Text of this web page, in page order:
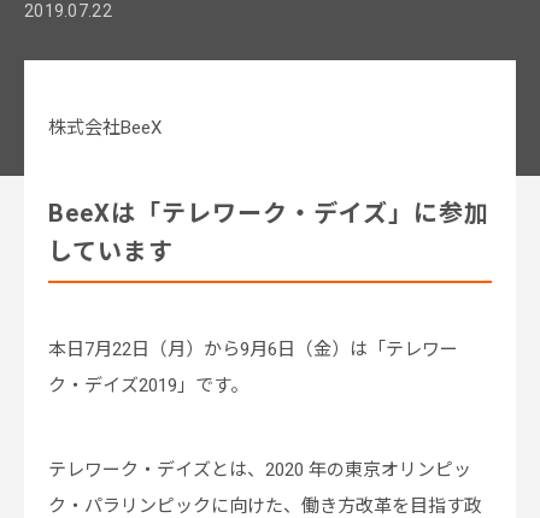
2019.07.22
株式会社BeeX
BeeXは「テレワーク・デイズ」に参加
しています
本日7月22日（月）から9月6日（金）は「テレワー
ク・デイズ2019」です。
テレワーク・デイズとは、2020 年の東京オリンピッ
ク・パラリンピックに向けた、働き方改革を目指す政